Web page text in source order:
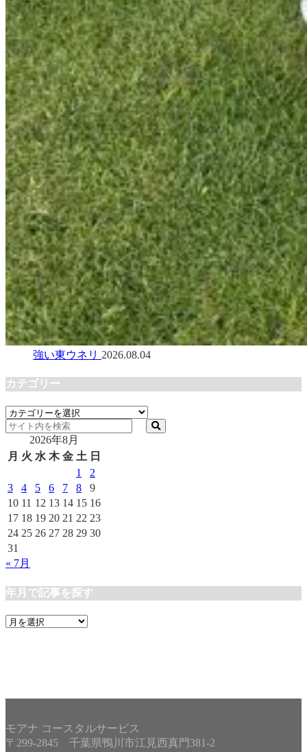
強い東ウネリ 2026.08.04
カテゴリー
カ
テ
リ
2026年8月
月 火 水 木 金 土 日
1
2
3
4 5 6 7 8
9
10 11 12 13 14 15 16
17 18 19 20 21 22 23
24 25 26 27 28 29 30
31
« 7月
年月で記事を探す
年
モアナ コースタルサービス
〒299-2845 千葉県鴨川市江見西真門381-2